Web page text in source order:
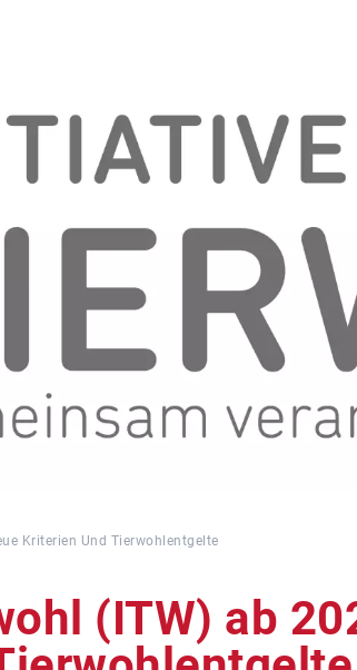
Kriterien Und Tierwohlentgelte
(ITW) ab